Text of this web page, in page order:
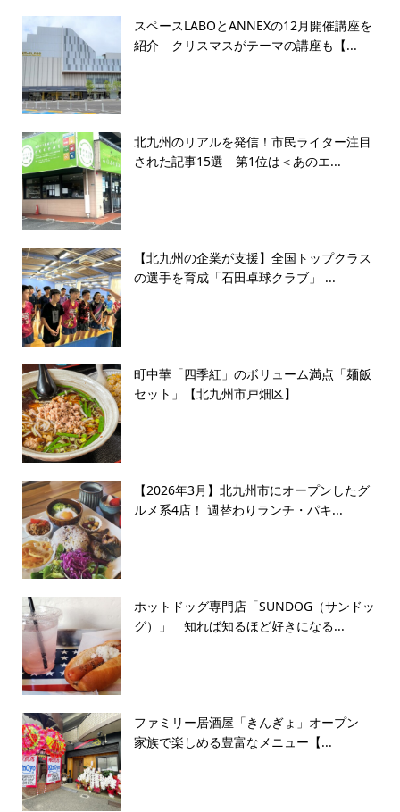
スペースLABOとANNEXの12月開催講座を
紹介 クリスマスがテーマの講座も【...
北九州のリアルを発信！市民ライター注目
された記事15選 第1位は＜あのエ...
【北九州の企業が支援】全国トップクラス
の選手を育成「石田卓球クラブ」 ...
町中華「四季紅」のボリューム満点「麺飯
セット」【北九州市戸畑区】
【2026年3月】北九州市にオープンしたグ
ルメ系4店！ 週替わりランチ・パキ...
ホットドッグ専門店「SUNDOG（サンドッ
グ）」 知れば知るほど好きになる...
ファミリー居酒屋「きんぎょ」オープン
家族で楽しめる豊富なメニュー【...